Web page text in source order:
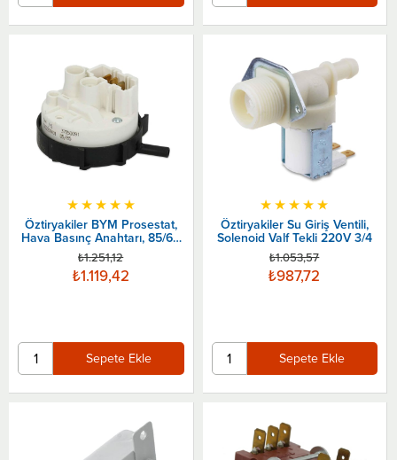
Öztiryakiler BYM Prosestat,
Hava Basınç Anahtarı, 85/65
mbar
★★★★★
₺1.119,42
₺1.251,12
Sepete Ekle
Öztiryakiler Su Giriş Ventili,
Solenoid Valf Tekli 220V 3/4
★★★★★
₺987,72
₺1.053,57
Sepete Ekle